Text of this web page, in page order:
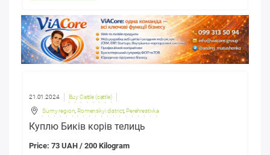
21.01.2024 Buy Cattle (cattle)
Sumy region, Romenskyi district, Perehrestivka
Куплю Биків корів телиць
Price: 73 UAH / 200 Kilogram